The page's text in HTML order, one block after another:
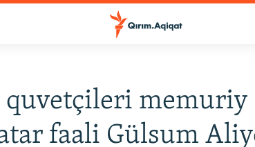
quvetçileri memuriy
faali Gülsum